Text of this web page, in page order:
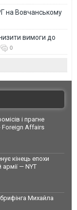
на Вовчанському
вимоги до
0
і прагне
Foreign Affairs
кінець епохи
армії — NYT
Михайла